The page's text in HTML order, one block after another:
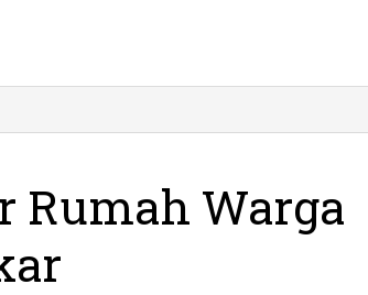
Rumah Warga